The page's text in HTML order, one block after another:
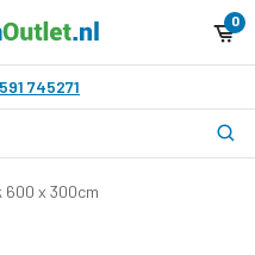
0
745271
600 x 300cm